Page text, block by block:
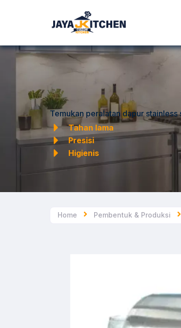
Temukan peralatan dapur
Tahan lama
Presisi
Higienis
Home Pembentuk & Produksi